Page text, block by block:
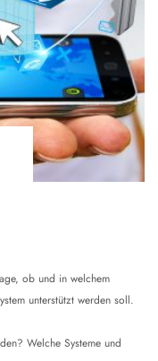
ob und in welchem
unterstützt werden soll.
Welche Systeme und